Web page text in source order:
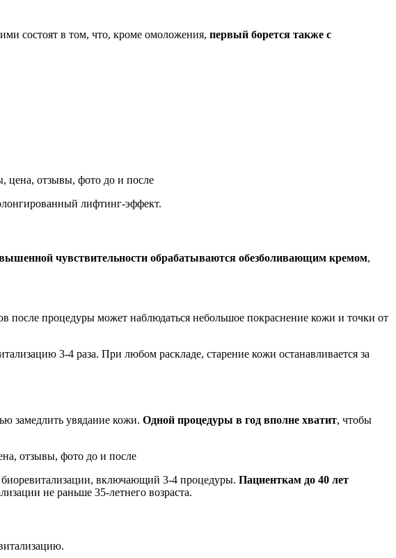
состоят в том, что, кроме омоложения, первый борется также с
лифтинг-эффект.
чувствительности обрабатываются обезболивающим кремом,
после процедуры может наблюдаться небольшое покраснение кожи и точки от
3-4 раза. При любом раскладе, старение кожи останавливается за
замедлить увядание кожи. Одной процедуры в год вполне хватит, чтобы
включающий 3-4 процедуры. Пациенткам до 40 лет
не раньше 35-летнего возраста.